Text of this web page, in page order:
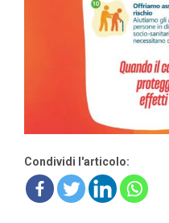
Condividi l'articolo: